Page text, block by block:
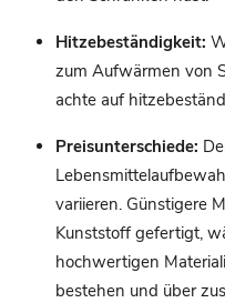
Hitzebeständigkeit:
zum Aufwärmen von
achte auf
Preisunterschiede:
variieren. Günstigere
Kunststoff gefertigt,
hochwertigen
bestehen und über